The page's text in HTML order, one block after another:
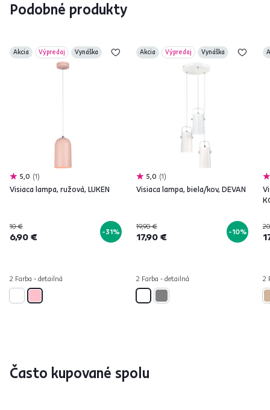
Podobné produkty
Akcia Výpredaj Vynáška
5,0 1
Visiaca lampa, ružová, LUKEN
10 €
6,90 € -31%
2 Farba - detailná
Akcia Výpredaj Vynáška
5,0 1
Visiaca lampa, biela/kov, DEVAN
19,90 €
17,90 € -10%
2 Farba - detailná 2
Často kupované spolu